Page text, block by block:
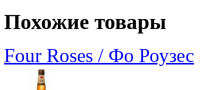
Похожие товары
Four Roses / Фо Роузес